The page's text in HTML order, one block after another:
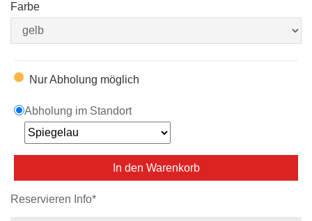
Farbe
Nur Abholung möglich
Abholung im Standort
In den Warenkorb
Reservieren Info*